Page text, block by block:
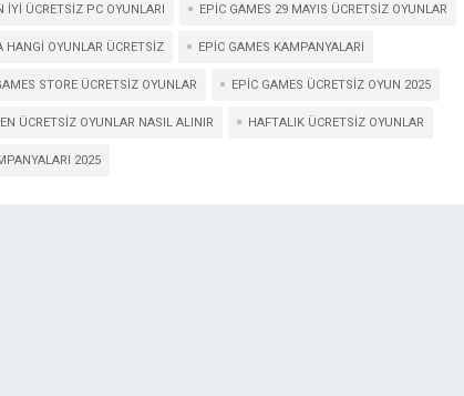
IYI ÜCRETSIZ PC OYUNLARI EPIC GAMES 29 MAYIS ÜCRETSIZ OYUNLAR
HANGI OYUNLAR ÜCRETSIZ EPIC GAMES KAMPANYALARI
STORE ÜCRETSIZ OYUNLAR EPIC GAMES ÜCRETSIZ OYUN 2025
ÜCRETSIZ OYUNLAR NASIL ALINIR HAFTALIK ÜCRETSIZ OYUNLAR
2025